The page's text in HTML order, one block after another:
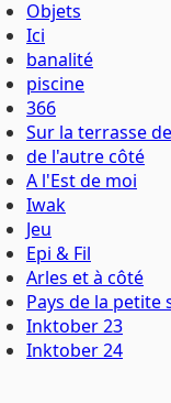
Objets
Ici
banalité
piscine
366
Sur la terrasse
de l'autre côté
A l'Est de moi
Iwak
Jeu
Epi & Fil
Arles et à côté
Pays de la petite
Inktober 23
Inktober 24